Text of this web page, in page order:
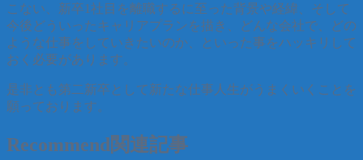
こない、新卒1社目を離職するに至った背景や経緯、そして
今後どういったキャリアプランを描き、どんな会社で、どの
ような仕事をしていきたいのか、といった事をハッキリして
おく必要があります。
是非とも第二新卒として新たな仕事人生がうまくいくことを
願っております。
Recommend関連記事